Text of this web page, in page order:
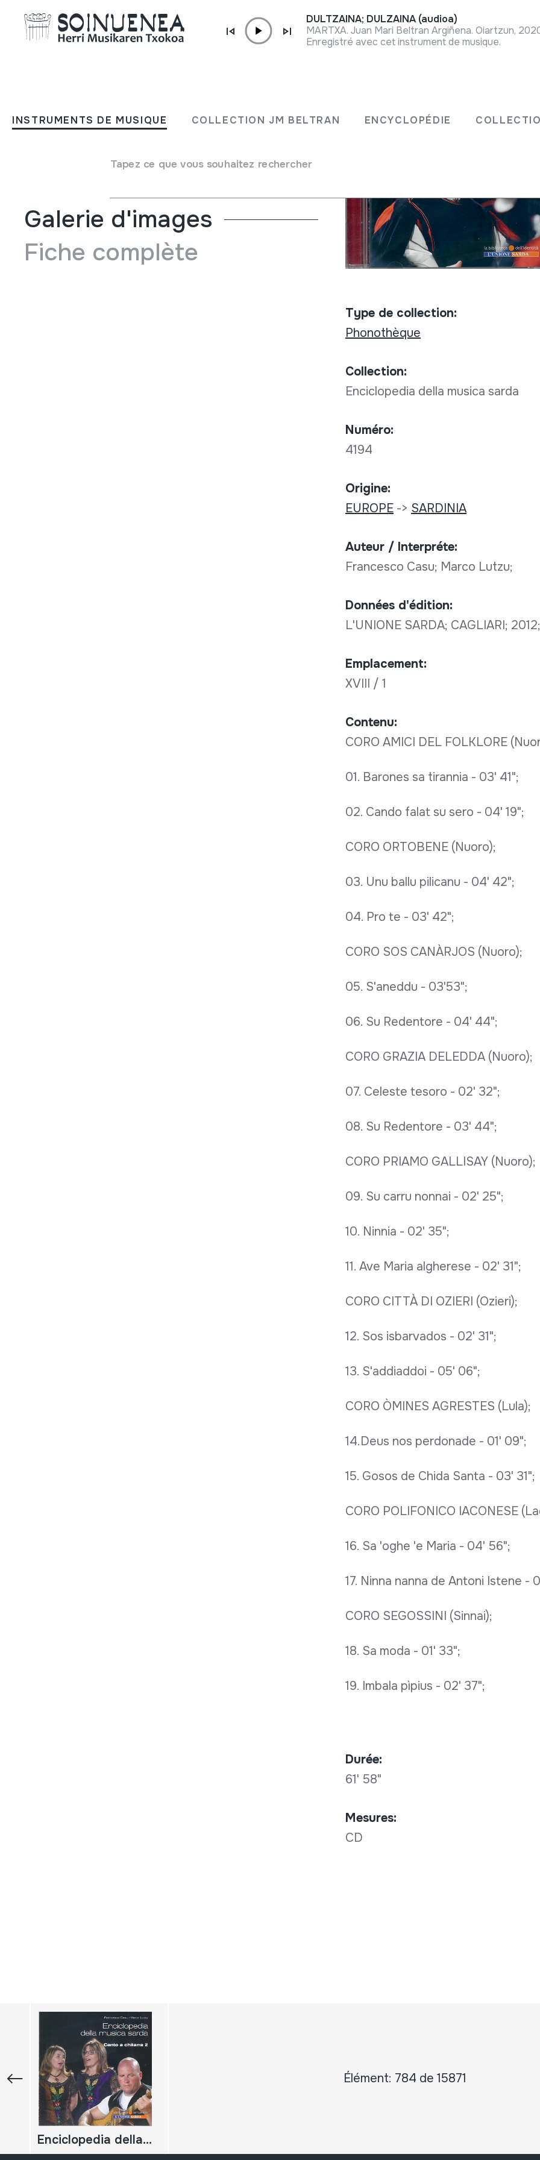
INSTRUMENTS DE MUSIQUE COLLECTION JM BELTRAN ENCYCLOPÉDIE
Tapez ce que vous souhaitez rechercher
DULTZAINA; DULZAINA (audioa)
MARTXA. Juan Mari Beltran Argiñena. Oiartzun,
Enregistré avec cet instrument de musique.
Enciclopedia della musica sarda.
Francesco Casu; Marco Lutzu;
Galerie d'images
Fiche complète
Type de collection:
Phonothèque
Collection:
Enciclopedia della musica sarda
Numéro:
4194
Origine:
EUROPE-> SARDINIA
Auteur / Interpréte:
Francesco Casu; Marco Lutzu;
Données d'édition:
L'UNIONE SARDA; CAGLIARI; 2012;
Emplacement:
XVIII / 1
Contenu:
CORO AMICI DEL FOLKLORE
01. Barones sa tirannia - 03' 41";
02. Cando falat su sero - 04' 19";
CORO ORTOBENE (Nuoro);
03. Unu ballu pilicanu - 04' 42";
04. Pro te - 03' 42";
CORO SOS CANÀRJOS (Nuoro);
05. S'aneddu - 03'53";
06. Su Redentore - 04' 44";
CORO GRAZIA DELEDDA (Nuoro);
07. Celeste tesoro - 02' 32";
08. Su Redentore - 03' 44";
CORO PRIAMO GALLISAY (Nuoro);
09. Su carru nonnai - 02' 25";
10. Ninnia - 02' 35";
11. Ave Maria algherese - 02' 31";
CORO CITTÀ DI OZIERI (Ozieri);
12. Sos isbarvados - 02' 31";
13. S'addiaddoi - 05' 06";
CORO ÒMINES AGRESTES (Lula);
14.Deus nos perdonade - 01' 09";
15. Gosos de Chida Santa - 03' 31";
CORO POLIFONICO IACONESE
16. Sa 'oghe 'e Maria - 04' 56";
17. Ninna nanna de Antoni Istene -
CORO SEGOSSINI (Sinnai);
18. Sa moda - 01' 33";
19. Imbala pìpius - 02' 37";
Durée:
61' 58"
Mesures:
CD
Élément: 784 de 15871
Enciclopedia della musica sarda. Canto a chitarra 2